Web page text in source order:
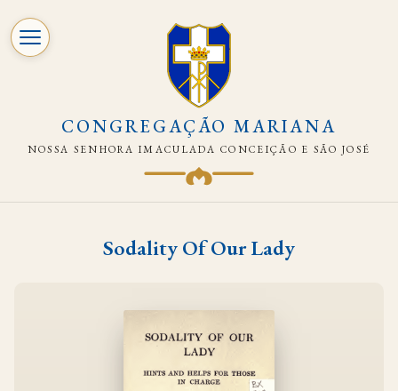
CONGREGAÇÃO MARIANA
NOSSA SENHORA IMACULADA CONCEIÇÃO E SÃO JOSÉ
Sodality Of Our Lady